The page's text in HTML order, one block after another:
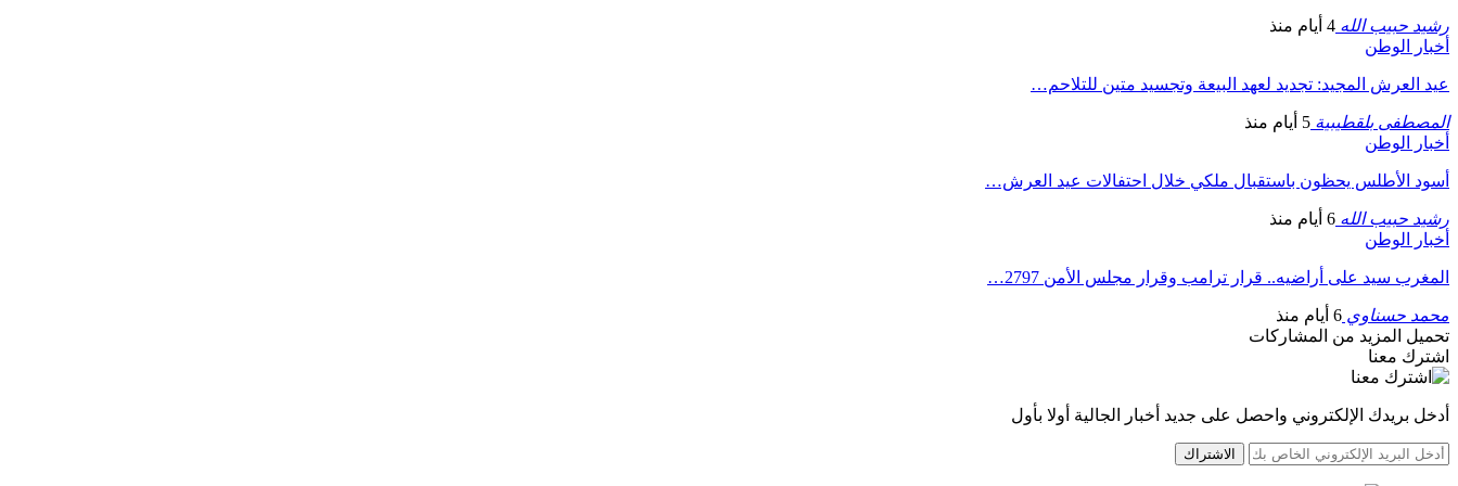
رشيد حبيب الله 4 أيام منذ
أخبار الوطن
عيد العرش المجيد: تجديد لعهد البيعة وتجسيد متين للتلاحم…
المصطفى بلقطيبية 5 أيام منذ
أخبار الوطن
أسود الأطلس يحظون باستقبال ملكي خلال احتفالات عيد العرش…
رشيد حبيب الله 6 أيام منذ
أخبار الوطن
المغرب سيد على أراضيه.. قرار ترامب وقرار مجلس الأمن 2797…
محمد حسناوي 6 أيام منذ
تحميل المزيد من المشاركات
اشترك معنا
أدخل بريدك الإلكتروني واحصل على جديد أخبار الجالية أولا بأول
الاشتراك